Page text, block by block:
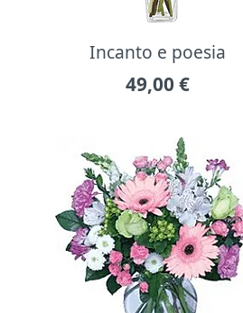
Incanto e poesia
49,00 €